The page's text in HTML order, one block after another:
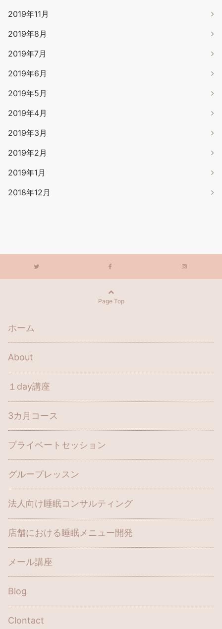
2019年11月
2019年8月
2019年7月
2019年6月
2019年5月
2019年4月
2019年3月
2019年2月
2019年1月
2018年12月
Page Top
ホーム
About
１day講座
3カ月コース
プライベートセッション
グループレッスン
法人向け睡眠コンサルティング
店舗における睡眠メニュー開発
メール講座
Blog
Clontact